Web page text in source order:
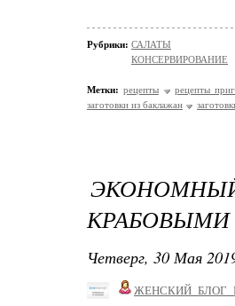
Рубрики: САЛАТЫ
КОНСЕРВИРОВАНИЕ
Метки: рецепты
рецепты
заготовки из баклажан
Четверг, 30 Мая